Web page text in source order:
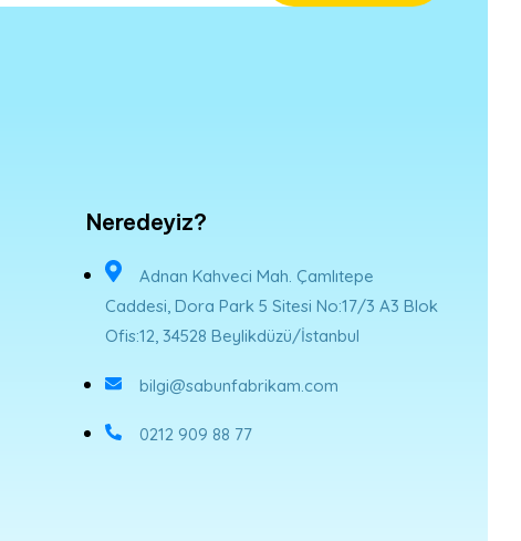
Neredeyiz?
Adnan Kahveci Mah. Çamlıtepe
Caddesi, Dora Park 5 Sitesi No:17/3 A3 Blok
Ofis:12, 34528 Beylikdüzü/İstanbul
bilgi@sabunfabrikam.com
0212 909 88 77